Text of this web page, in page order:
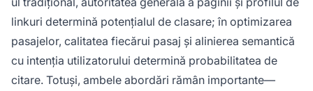
linkuri determină potențialul de clasare; în optimizarea
pasajelor, calitatea fiecărui pasaj și alinierea semantică
cu intenția utilizatorului determină probabilitatea de
citare. Totuși, ambele abordări rămân importante—